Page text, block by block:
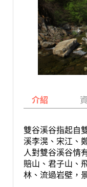
介紹
雙谷溪谷指起自
溪李滉、宋江、
人對雙谷溪谷情
賠山、君子山、
林、流過岩壁，